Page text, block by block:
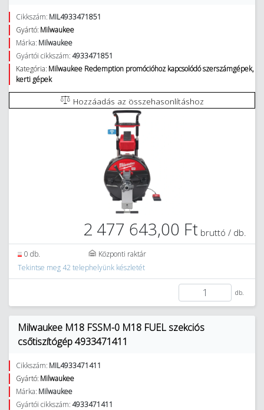
Cikkszám: MIL4933471851
Gyártó: Milwaukee
Márka: Milwaukee
Gyártói cikkszám:4933471851
Kategória: Milwaukee Redemption promócióhoz kapcsolódó szerszámgépek,
kerti gépek
Hozzáadás az összehasonlításhoz
2 477 643,00 Ft bruttó / db.
0 db.
Központi raktár
Tekintse meg 42 telephelyünk készletét
db.
Milwaukee M18 FSSM-0 M18 FUEL szekciós
csőtiszítógép 4933471411
Cikkszám: MIL4933471411
Gyártó: Milwaukee
Márka: Milwaukee
Gyártói cikkszám:4933471411